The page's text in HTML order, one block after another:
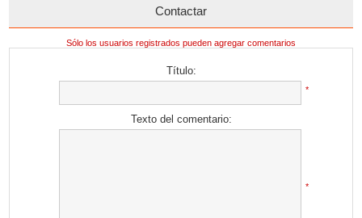
Contactar
Sólo los usuarios registrados pueden agregar comentarios
Título:
*
Texto del comentario:
*